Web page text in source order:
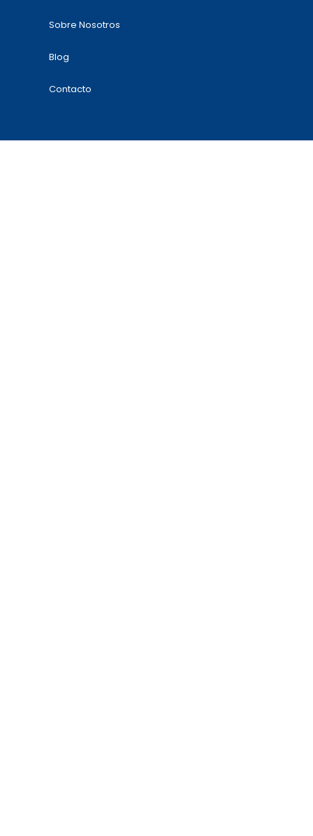
Sobre Nosotros
Blog
Contacto